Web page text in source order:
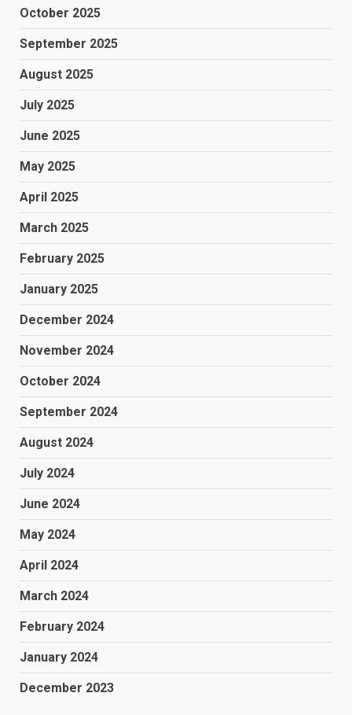
October 2025
September 2025
August 2025
July 2025
June 2025
May 2025
April 2025
March 2025
February 2025
January 2025
December 2024
November 2024
October 2024
September 2024
August 2024
July 2024
June 2024
May 2024
April 2024
March 2024
February 2024
January 2024
December 2023